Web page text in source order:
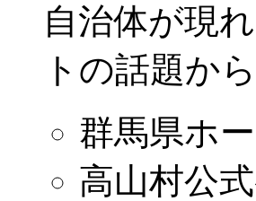
自治体が現
トの話題から
群馬県ホ
高山村公